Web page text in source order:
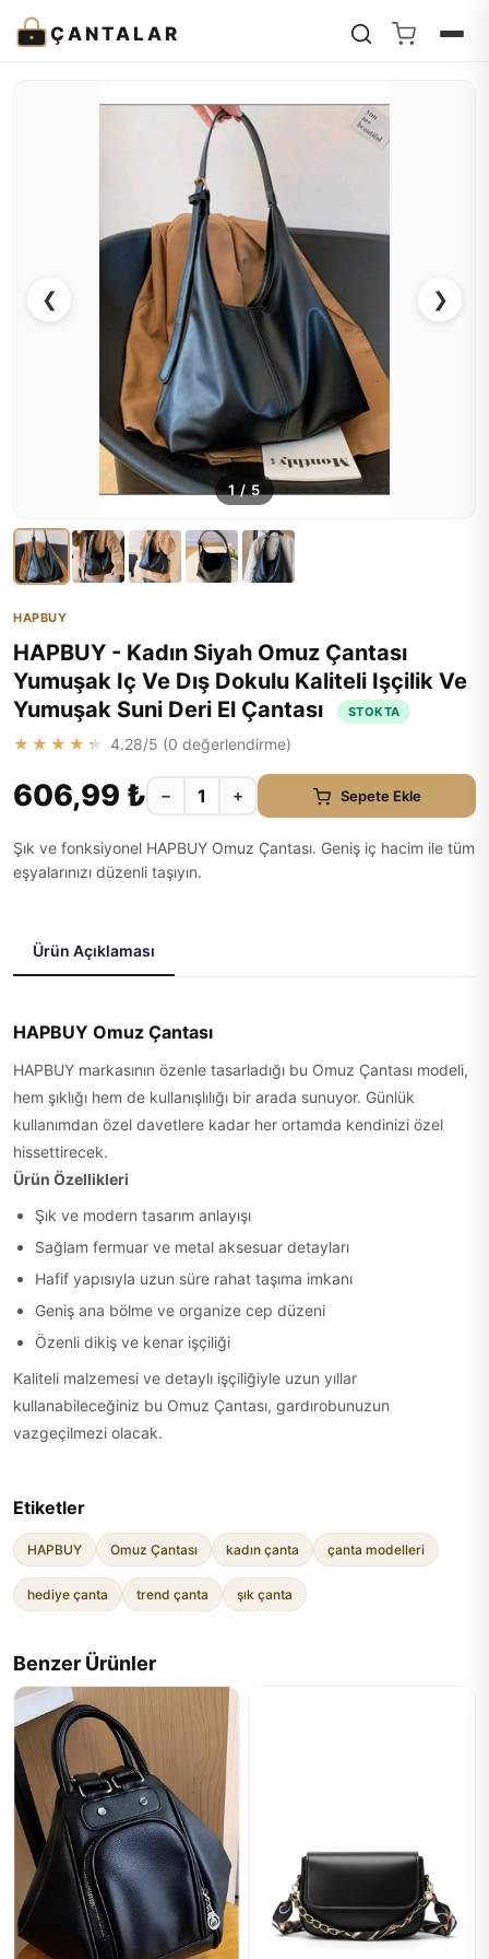
ÇANTALAR
❮ ❯
1 / 5
HAPBUY
HAPBUY - Kadın Siyah Omuz Çantası
Yumuşak Iç Ve Dış Dokulu Kaliteli Işçilik Ve
Yumuşak Suni Deri El Çantası
STOKTA
★★★★★ 4.28/5 (0 değerlendirme)
606,99 ₺ − + Sepete Ekle
Şık ve fonksiyonel HAPBUY Omuz Çantası. Geniş iç hacim ile tüm
eşyalarınızı düzenli taşıyın.
Ürün Açıklaması
HAPBUY Omuz Çantası
HAPBUY markasının özenle tasarladığı bu Omuz Çantası modeli,
hem şıklığı hem de kullanışlılığı bir arada sunuyor. Günlük
kullanımdan özel davetlere kadar her ortamda kendinizi özel
hissettirecek.
Ürün Özellikleri
Şık ve modern tasarım anlayışı
Sağlam fermuar ve metal aksesuar detayları
Hafif yapısıyla uzun süre rahat taşıma imkanı
Geniş ana bölme ve organize cep düzeni
Özenli dikiş ve kenar işçiliği
Kaliteli malzemesi ve detaylı işçiliğiyle uzun yıllar
kullanabileceğiniz bu Omuz Çantası, gardırobunuzun
vazgeçilmezi olacak.
Etiketler
HAPBUY Omuz Çantası kadın çanta çanta modelleri
hediye çanta trend çanta şık çanta
Benzer Ürünler